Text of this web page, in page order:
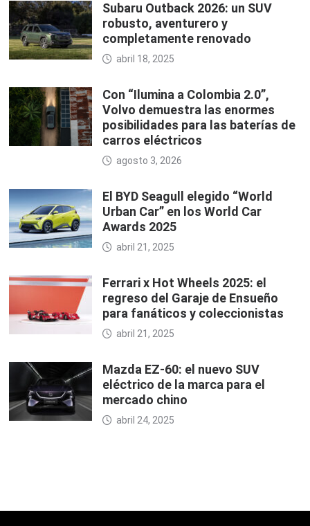
Subaru Outback 2026: un SUV
robusto, aventurero y
completamente renovado
abril 18, 2025
Con “Ilumina a Colombia 2.0”,
Volvo demuestra las enormes
posibilidades para las baterías de
carros eléctricos
agosto 3, 2026
El BYD Seagull elegido “World
Urban Car” en los World Car
Awards 2025
abril 21, 2025
Ferrari x Hot Wheels 2025: el
regreso del Garaje de Ensueño
para fanáticos y coleccionistas
abril 21, 2025
Mazda EZ-60: el nuevo SUV
eléctrico de la marca para el
mercado chino
abril 24, 2025